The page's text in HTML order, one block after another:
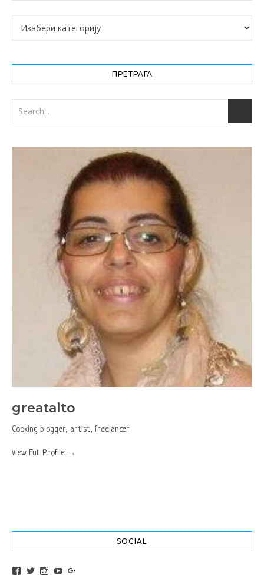
Категорије
ПРЕТРАГА
greatalto
Cooking blogger, artist, freelancer.
View Full Profile →
SOCIAL
View altochef’s profile on Facebook
View jovancica73’s profile on Twitter
View jovancica73’s profile on Instagram
View jovancica73’s profile on YouTube